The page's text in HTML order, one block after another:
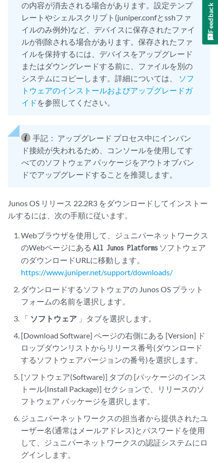
の内容が消去される場合があります。設定テンプ
レートやシェルスクリプト(juniper.confとsshファ
イルのみ例外)など、デバイスに保存されたファイ
ルが削除される場合があります。保存されたファ
イルを保持するには、デバイスをアップグレード
またはダウングレードする前に、ファイルを別の
システムにコピーします。詳細については、
ソフ
トウェアのインストールおよびアップグレードガ
イド を参照してください。
手記： アップグレード プロセス中にインバン
ド接続が失われるため、コンソールを使用してす
べてのソフトウェア パッケージをアウトオブバン
ドでアップグレードすることを推奨します。
Junos OS リリース 22.2R3 をダウンロードしてインストー
ルするには、次の手順に従います。
Webブラウザを使用して、ジュニパーネットワークス
のWebページにあるAll Junos Platforms ソフトウェア
のダウンロードURLに移動します。
https://www.juniper.net/support/downloads/
ダウンロードするソフトウェアの Junos OS プラット
フォームの名前を選択します。
「 ソフトウェア 」タブを選択します。
[Download Software] ページの右側にある [Version] ド
ロップダウンリストからリリース番号(ダウンロード
するソフトウェアバージョンの番号)を選択します。
[ソフトウェア(Software)] タブの [パッケージのインス
トール(Install Package)] セクションで、リリースのソ
フトウェア パッケージを選択します。
ジュニパーネットワークスの担当者から提供されたユ
ーザー名(通常はメールアドレス)とパスワードを使用
して、ジュニパーネットワークスの認証システムにロ
グインします。
Feedback